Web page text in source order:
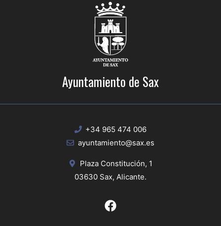
Ayuntamiento de Sax
+34 965 474 006
ayuntamiento@sax.es
Plaza Constitución, 1
03630 Sax, Alicante.